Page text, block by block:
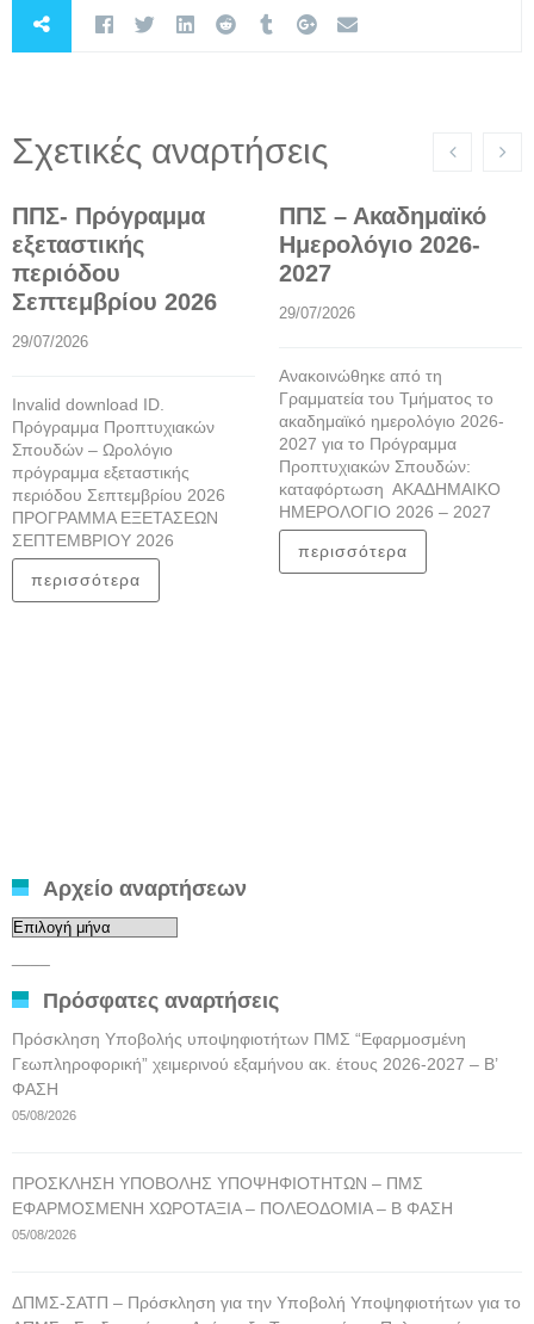
Σχετικές αναρτήσεις
ΠΠΣ- Πρόγραμμα
εξεταστικής
περιόδου
Σεπτεμβρίου 2026
29/07/2026
Invalid download ID.
Πρόγραμμα Προπτυχιακών
Σπουδών – Ωρολόγιο
πρόγραμμα εξεταστικής
περιόδου Σεπτεμβρίου 2026
ΠΡΟΓΡΑΜΜΑ ΕΞΕΤΑΣΕΩΝ
ΣΕΠΤΕΜΒΡΙΟΥ 2026
περισσότερα
ΠΠΣ – Ακαδημαϊκό
Ημερολόγιο 2026-
2027
29/07/2026
Ανακοινώθηκε από τη
Γραμματεία του Τμήματος το
ακαδημαϊκό ημερολόγιο 2026-
2027 για το Πρόγραμμα
Προπτυχιακών Σπουδών:
καταφόρτωση ΑΚΑΔΗΜΑΙΚΟ
ΗΜΕΡΟΛΟΓΙΟ 2026 – 2027
περισσότερα
Αρχείο αναρτήσεων
Αρχείο
Πρόσφατες αναρτήσεις
Πρόσκληση Υποβολής υποψηφιοτήτων ΠΜΣ “Εφαρμοσμένη
Γεωπληροφορική” χειμερινού εξαμήνου ακ. έτους 2026-2027 – Β’
ΦΑΣΗ
05/08/2026
ΠΡΟΣΚΛΗΣΗ ΥΠΟΒΟΛΗΣ ΥΠΟΨΗΦΙΟΤΗΤΩΝ – ΠΜΣ
ΕΦΑΡΜΟΣΜΕΝΗ ΧΩΡΟΤΑΞΙΑ – ΠΟΛΕΟΔΟΜΙΑ – Β ΦΑΣΗ
05/08/2026
ΔΠΜΣ-ΣΑΤΠ – Πρόσκληση για την Υποβολή Υποψηφιοτήτων για το